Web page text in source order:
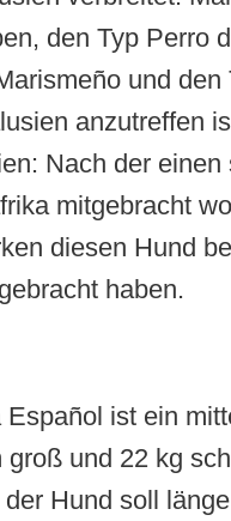
den Typ Perro
und
anzutreffen
Nach der
mitgebracht
diesen Hund
haben.
ist ein
und 22 kg
Hund soll